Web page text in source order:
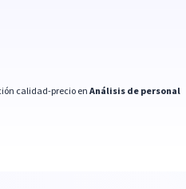
calidad-precio enAnálisis de personal